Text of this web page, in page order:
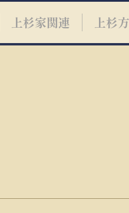
上杉家関連 上杉方